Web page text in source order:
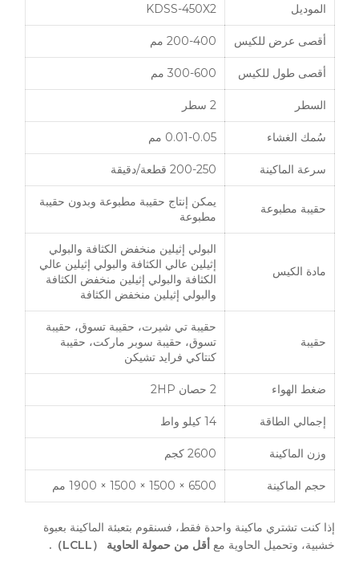
الموديل KDSS-450X2
أقصى عرض للكيس 200-400 مم
أقصى طول للكيس 300-600 مم
السطر 2 سطر
سُمك الغشاء 0.01-0.05 مم
سرعة الماكينة 200-250 قطعة/دقيقة
حقيبة مطبوعة
يمكن إنتاج حقيبة مطبوعة وبدون حقيبة
مطبوعة
مادة الكيس
البولي إثيلين منخفض الكثافة والبولي
إثيلين عالي الكثافة والبولي إثيلين عالي
الكثافة والبولي إثيلين منخفض الكثافة
والبولي إثيلين منخفض الكثافة
حقيبة
حقيبة تي شيرت، حقيبة تسوق، حقيبة
تسوق، حقيبة سوبر ماركت، حقيبة
كنتاكي فرايد تشيكن
ضغط الهواء 2 حصان 2HP
إجمالي الطاقة 14 كيلو واط
وزن الماكينة 2600 كجم
حجم الماكينة 6500 × 1500 × 1500 × 1900 مم
إذا كنت تشتري ماكينة واحدة فقط، فسنقوم بتعبئة الماكينة بعبوة
خشبية، وتحميل الحاوية مع أقل من حمولة الحاوية （LCLL）.